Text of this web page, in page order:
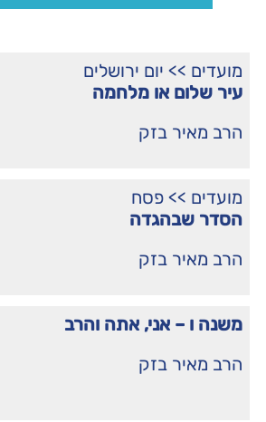
מועדים >> יום ירושלים
עיר שלום או מלחמה
הרב מאיר בזק
מועדים >> פסח
הסדר שבהגדה
הרב מאיר בזק
משנה ו – אני, אתה והרב
הרב מאיר בזק